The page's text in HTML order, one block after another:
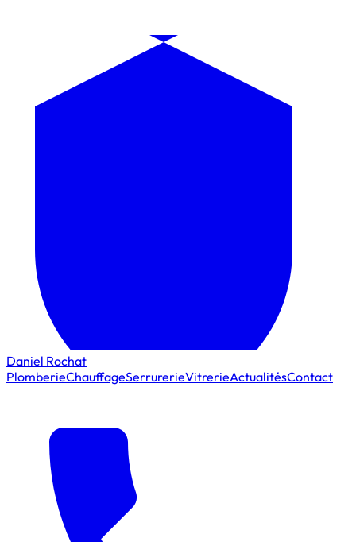
Daniel Rochat
PlomberieChauffageSerrurerieVitrerieActualitésContact